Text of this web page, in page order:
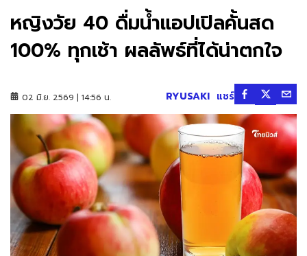
หญิงวัย 40 ดื่มน้ำแอปเปิลคั้นสด
100% ทุกเช้า ผลลัพธ์ที่ได้น่าตกใจ
02 มิ.ย. 2569 | 14:56 น. RYUSAKI แชร์